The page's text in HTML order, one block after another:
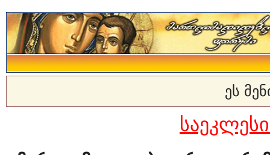
ეს